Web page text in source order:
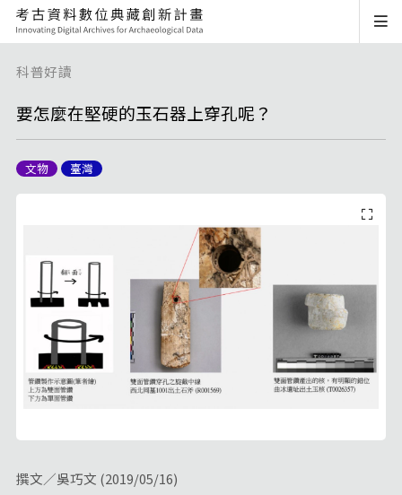
科普好讀
要怎麼在堅硬的玉石器上穿孔呢？
文物 臺灣
撰文／吳巧文 (2019/05/16)